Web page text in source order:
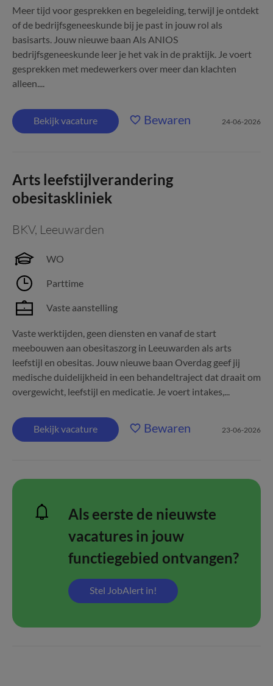
Meer tijd voor gesprekken en begeleiding, terwijl je ontdekt
of de bedrijfsgeneeskunde bij je past in jouw rol als
basisarts. Jouw nieuwe baan Als ANIOS
bedrijfsgeneeskunde leer je het vak in de praktijk. Je voert
gesprekken met medewerkers over meer dan klachten
alleen....
Bekijk vacature Bewaren 24-06-2026
Arts leefstijlverandering
obesitaskliniek
BKV, Leeuwarden
WO
Parttime
Vaste aanstelling
Vaste werktijden, geen diensten en vanaf de start
meebouwen aan obesitaszorg in Leeuwarden als arts
leefstijl en obesitas. Jouw nieuwe baan Overdag geef jij
medische duidelijkheid in een behandeltraject dat draait om
overgewicht, leefstijl en medicatie. Je voert intakes,...
Bekijk vacature Bewaren 23-06-2026
Als eerste de nieuwste
vacatures in jouw
functiegebied ontvangen?
Stel JobAlert in!